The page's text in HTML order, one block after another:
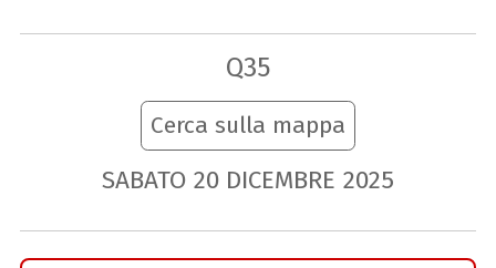
Q35
Cerca sulla mappa
SABATO 20 DICEMBRE 2025